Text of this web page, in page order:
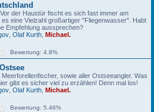
der Haustür fischt es sich fast immer am
eine Vielzahl großartiger "Fliegenwasser". Habt
Empfehlung aussprechen?
Olaf Kurth
Michael.
Bewertung: 4.8%
sowie aller Ostseeangler. Was
gibt es sicher viel zu erzählen! Denn mal los!
Olaf Kurth
Michael.
Bewertung: 5.46%